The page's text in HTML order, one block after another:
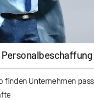
Personalbeschaffung
finden Unternehmen